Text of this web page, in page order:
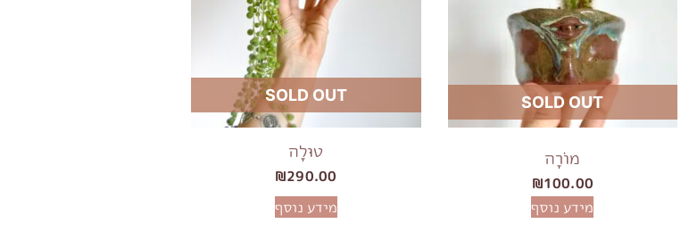
SOLD OUT
מוֹרָה
₪100.00
מידע נוסף
SOLD OUT
טוּלָה
₪290.00
מידע נוסף